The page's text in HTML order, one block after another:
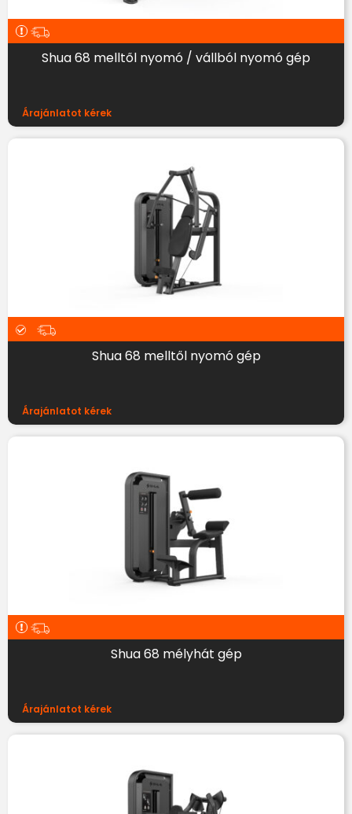
Shua 68 melltől nyomó / vállból nyomó gép
Árajánlatot kérek
Shua 68 melltől nyomó gép
Árajánlatot kérek
Shua 68 mélyhát gép
Árajánlatot kérek